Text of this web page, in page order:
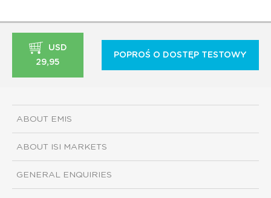
USD
29,95
POPROŚ O DOSTĘP TESTOWY
ABOUT EMIS
ABOUT ISI MARKETS
GENERAL ENQUIRIES